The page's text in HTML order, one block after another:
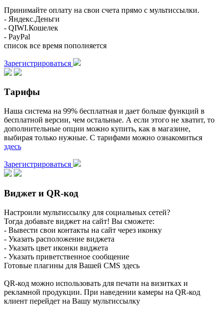
Принимайте оплату на свои счета прямо с мультиссылки.
- Яндекс.Деньги
- QIWI.Кошелек
- PayPal
список все время пополняется
Зарегистрироваться
Тарифы
Наша система на 99% бесплатная и дает больше функций в
бесплатной версии, чем остальные. А если этого не хватит, то
дополнительные опции можно купить, как в магазине,
выбирая только нужные. С тарифами можно ознакомиться
здесь
Зарегистрироваться
Виджет и QR-код
Настроили мультиссылку для социальных сетей?
Тогда добавьте виджет на сайт! Вы сможете:
- Вывести свои контакты на сайт через иконку
- Указать расположение виджета
- Указать цвет иконки виджета
- Указать приветственное сообщение
Готовые плагины для Вашей CMS здесь
QR-код можно использовать для печати на визитках и
рекламной продукции. При наведении камеры на QR-код
клиент перейдет на Вашу мультиссылку